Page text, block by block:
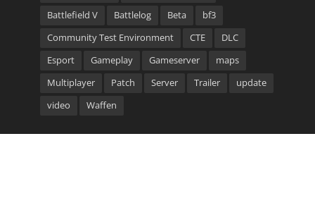
Battlefield V
Battlelog Beta
bf3
Community Test Environment
CTE
DLC
Esport
Gameplay Gameserver
maps
Multiplayer
Patch Server Trailer
update
video
Waffen